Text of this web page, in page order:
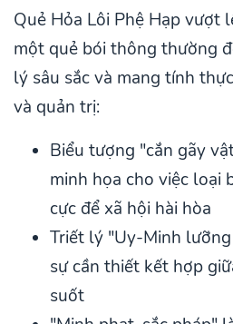
Quẻ Hỏa Lôi Phệ Hạp vượt
một quẻ bói thông thường
lý sâu sắc và mang tính
và quản trị:
Biểu tượng "cắn gãy
minh họa cho việc loại
cực để xã hội hài hòa
Triết lý "Uy-Minh
sự cần thiết kết hợp
suốt